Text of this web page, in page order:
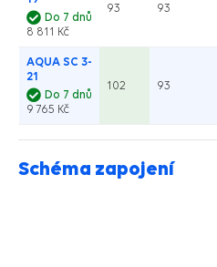
Do 7 dnů
8 811 Kč
93 93
AQUA SC 3-
21
Do 7 dnů
9 765 Kč
102 93
Schéma zapojení